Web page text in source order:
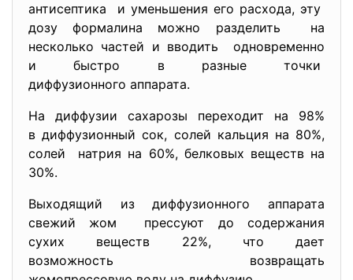
антисептика и уменьшения его расхода, эту
дозу формалина можно разделить на
несколько частей и вводить одновременно
и быстро в разные точки
диффузионного аппарата.
На диффузии сахарозы переходит на 98%
в диффузионный сок, солей кальция на 80%,
солей натрия на 60%, белковых веществ на
30%.
Выходящий из диффузионного аппарата
свежий жом прессуют до содержания
сухих веществ 22%, что дает
возможность возвращать